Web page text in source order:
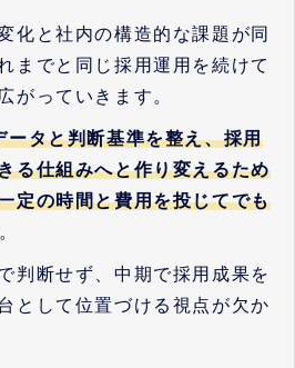
化と社内の構造的な課題が同
までと同じ採用運用を続けて
がっていきます。
ータと判断基準を整え、採用
る仕組みへと作り変えるため
定の時間と費用を投じてでも
判断せず、中期で採用成果を
として位置づける視点が欠か